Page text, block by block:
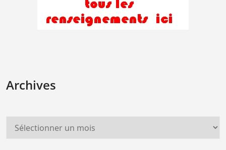
Archives